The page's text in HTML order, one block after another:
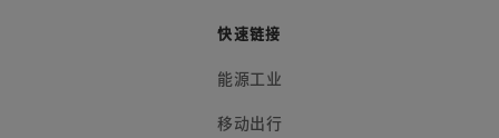
快速链接
能源工业
移动出行